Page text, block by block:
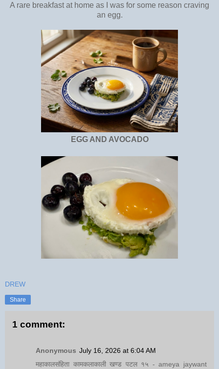
A rare breakfast at home as I was for some reason craving
an egg.
EGG AND AVOCADO
DREW
Share
1 comment:
Anonymous July 16, 2026 at 6:04 AM
महाकालसंहिता कामकलाकाली खण्ड पटल १५ - ameya jaywant